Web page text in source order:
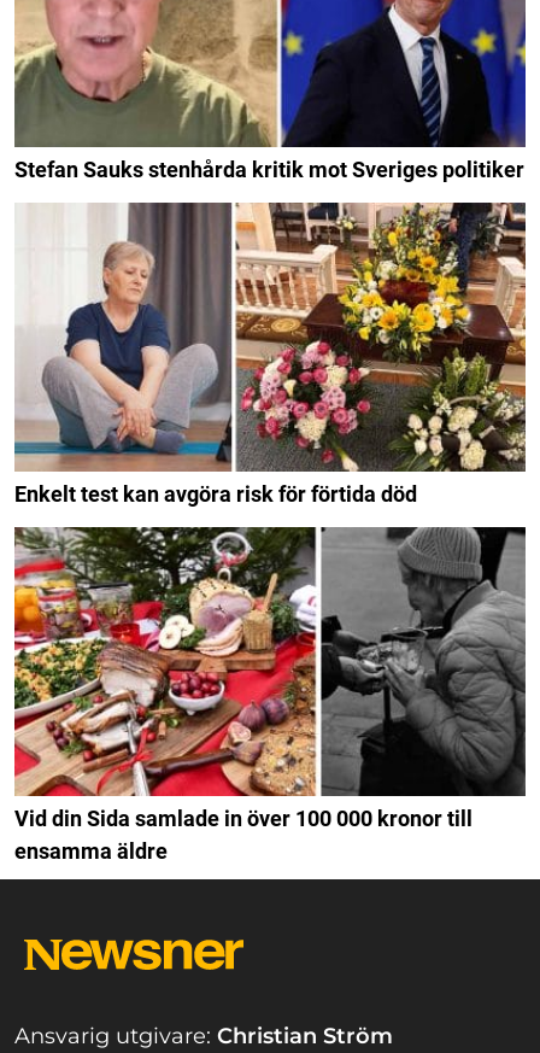
Stefan Sauks stenhårda kritik mot Sveriges politiker
Enkelt test kan avgöra risk för förtida död
Vid din Sida samlade in över 100 000 kronor till
ensamma äldre
Ansvarig utgivare: Christian Ström